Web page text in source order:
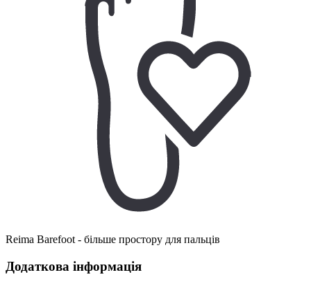
Reima Barefoot - більше простору для пальців
Додаткова інформація